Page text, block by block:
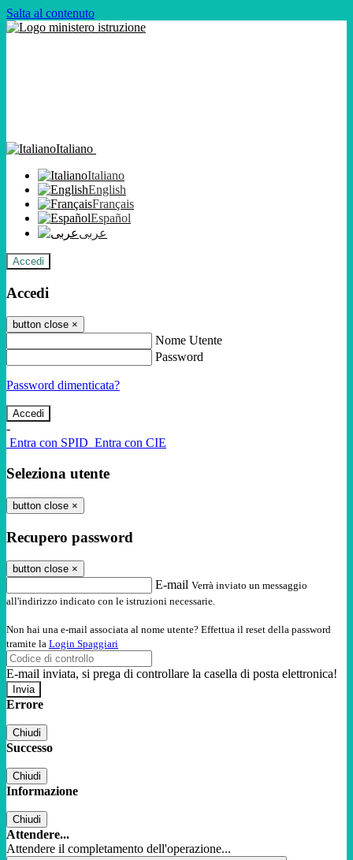
Salta al contenuto
Italiano
Italiano
English
Français
Español
عربى
Accedi
Accedi
button close ×
Nome Utente
Password
Password dimenticata?
-
Entra con SPID Entra con CIE
Seleziona utente
button close ×
Recupero password
button close ×
E-mail Verrà inviato un messaggio
all'indirizzo indicato con le istruzioni necessarie.
Non hai una e-mail associata al nome utente? Effettua il reset della password
tramite la Login Spaggiari
E-mail inviata, si prega di controllare la casella di posta elettronica!
Errore
Chiudi
Successo
Chiudi
Informazione
Chiudi
Attendere...
Attendere il completamento dell'operazione...